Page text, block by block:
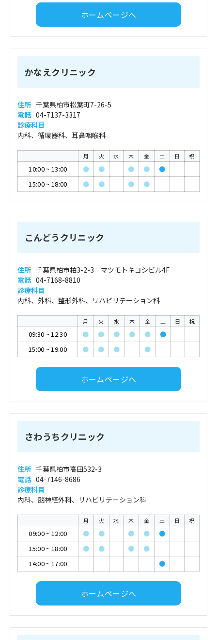
ホームページへ
かなえクリニック
住所 千葉県柏市松葉町7-26-5
電話 04-7137-3317
診療科目
内科、循環器科、耳鼻咽喉科
月 火 水 木 金 土 日 祝
10:00~ 13:00 ● ● ● ●
●
15:00~ 18:00 ● ● ● ●
こんどうクリニック
住所 千葉県柏市柏3-2-3 マツモトキヨシビル4F
電話 04-7168-8810
診療科目
内科、外科、整形外科、リハビリテーション科
月 火 水 木 金 土 日 祝
09:30 ~12:30 ● ● ● ● ●
●
15:00 ~19:00 ● ● ● ●
ホームページへ
さわうちクリニック
住所 千葉県柏市高田532-3
電話 04-7146-8686
診療科目
内科、脳神経外科、リハビリテーション科
月 火 水 木 金 土 日 祝
09:00~ 12:00 ● ● ● ●
●
15:00~ 18:00 ● ● ●
●
14:00~ 17:00 ●
ホームページへ